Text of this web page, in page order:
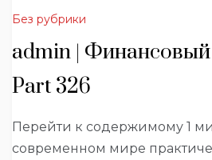
Без рубрики
admin |
Part 326
Перейти к содержимому 1
современном мире